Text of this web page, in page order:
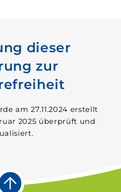
dieser
zur
am 27.11.2024 erstellt
2025 überprüft und